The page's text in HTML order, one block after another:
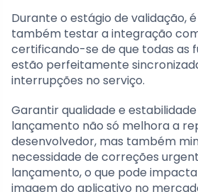
Durante o estágio de validação,
também testar a integração
certificando-se de que todas as
estão perfeitamente
interrupções no serviço.
Garantir qualidade e
lançamento não só melhora a
desenvolvedor, mas também
necessidade de correções
lançamento, o que pode
imagem do aplicativo no